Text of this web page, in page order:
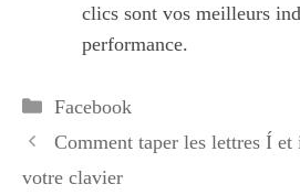
clics sont vos meilleurs
performance.
Catégories
Facebook
Comment taper les lettres Í et
votre clavier